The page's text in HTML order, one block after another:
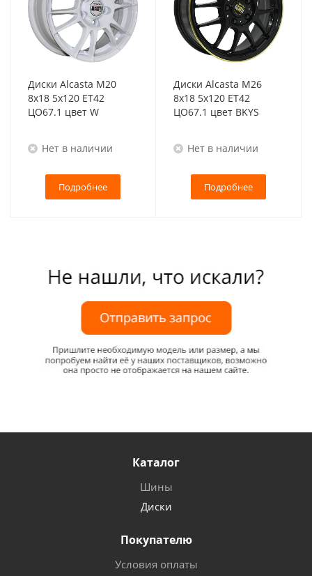
Диски Alcasta M20
8x18 5x120 ET42
ЦО67.1 цвет W
Нет в наличии
Подробнее
Диски Alcasta M26
8x18 5x120 ET42
ЦО67.1 цвет BKYS
Нет в наличии
Подробнее
Каталог
Шины
Диски
Покупателю
Условия оплаты